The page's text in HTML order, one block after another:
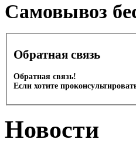
Cамовывоз
Обратная связь
Обратная связь!
Если хотите
Новости